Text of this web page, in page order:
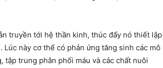
truyền tới hệ thần kinh, thúc đẩy nó thiết lập
này cơ thể có phản ứng tăng sinh các mô
trung phân phối máu và các chất nuôi